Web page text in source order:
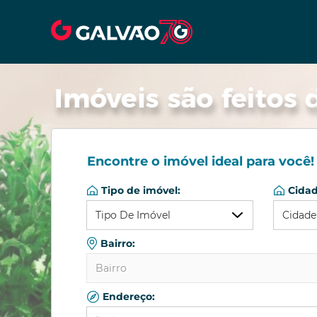
Encontre o imóvel ideal para você!
Tipo de imóvel:
Tipo De Imóvel
Qualquer
Apartamento
Barracão/Galpão
Casa Comercial
Cidade
Bairro:
Bairro
Qualquer
Endereço: